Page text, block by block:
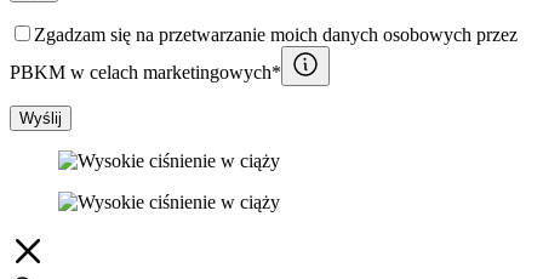
Zgadzam się na przetwarzanie moich danych osobowych przez
PBKM w celach marketingowych*
Wyślij